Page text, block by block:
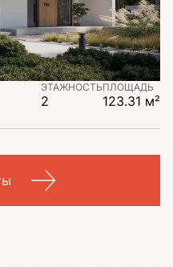
ЭТАЖНОСТЬ
2
ПЛОЩАДЬ
123.31 м²